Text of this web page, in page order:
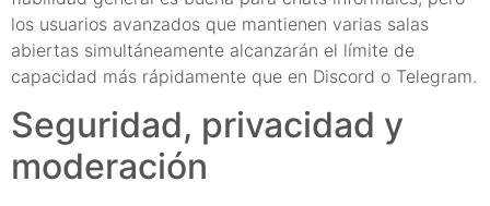
los usuarios avanzados que mantienen varias salas
abiertas simultáneamente alcanzarán el límite de
capacidad más rápidamente que en Discord o Telegram.
Seguridad, privacidad y
moderación